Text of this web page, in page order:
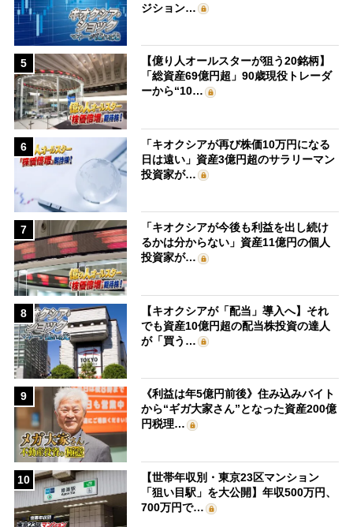
ジション…
5
【億り人オールスターが狙う20銘柄】
「総資産69億円超」90歳現役トレーダ
ーから“10…
6
「キオクシアが再び株価10万円になる
日は遠い」資産3億円超のサラリーマン
投資家が…
7
「キオクシアが今後も利益を出し続け
るかは分からない」資産11億円の個人
投資家が…
8
【キオクシアが「配当」導入へ】それ
でも資産10億円超の配当株投資の達人
が「買う…
9
《利益は年5億円前後》住み込みバイト
から“ギガ大家さん”となった資産200億
円税理…
10
【世帯年収別・東京23区マンション
「狙い目駅」を大公開】年収500万円、
700万円で…